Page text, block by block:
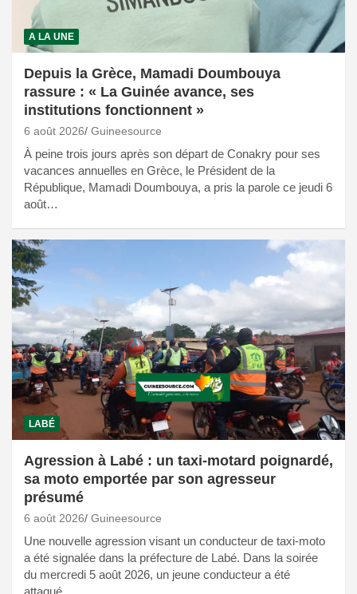
A LA UNE
Depuis la Grèce, Mamadi Doumbouya
rassure : « La Guinée avance, ses
institutions fonctionnent »
6 août 2026 Guineesource
À peine trois jours après son départ de Conakry pour ses
vacances annuelles en Grèce, le Président de la
République, Mamadi Doumbouya, a pris la parole ce jeudi 6
août…
LABÉ
Agression à Labé : un taxi-motard poignardé,
sa moto emportée par son agresseur
présumé
6 août 2026 Guineesource
Une nouvelle agression visant un conducteur de taxi-moto
a été signalée dans la préfecture de Labé. Dans la soirée
du mercredi 5 août 2026, un jeune conducteur a été
attaqué…